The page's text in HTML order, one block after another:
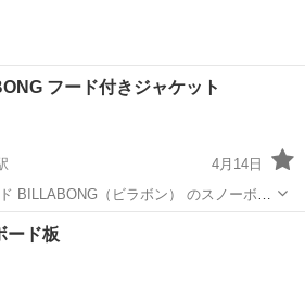
フード付きジャケット
4月14日
BILLABONG（ビラボン） のスノーボー
れたシリーズ8K WATERPROOFING...
前駅 スノーボード
ード板